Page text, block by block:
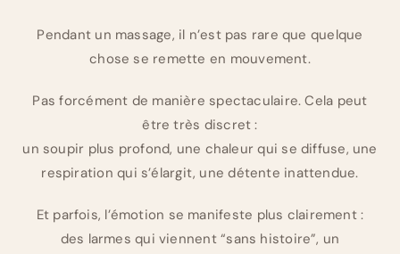
Pendant un massage, il n’est pas rare que quelque
chose se remette en mouvement.
Pas forcément de manière spectaculaire. Cela peut
être très discret :
un soupir plus profond, une chaleur qui se diffuse, une
respiration qui s’élargit, une détente inattendue.
Et parfois, l’émotion se manifeste plus clairement :
des larmes qui viennent “sans histoire”, un